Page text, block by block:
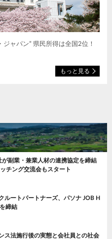
ャパン” 県民所得は全国2位！
もっと見る
副業・兼業人材の連携協定を締結
チング交流会もスタート
ルートパートナーズ、パソナ JOB H
締結
ス法施行後の実態と会社員との社会